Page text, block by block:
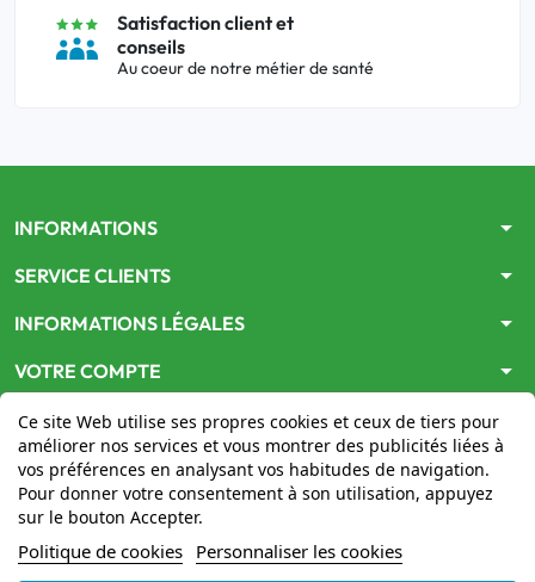
Satisfaction client et
conseils
Au coeur de notre métier de santé
INFORMATIONS arrow_drop_down
SERVICE CLIENTS arrow_drop_down
INFORMATIONS LÉGALES arrow_drop_down
VOTRE COMPTE arrow_drop_down
Ce site Web utilise ses propres cookies et ceux de tiers pour
améliorer nos services et vous montrer des publicités liées à
vos préférences en analysant vos habitudes de navigation.
Pour donner votre consentement à son utilisation, appuyez
sur le bouton Accepter.
Politique de cookies Personnaliser les cookies
www.mon-pharmacien-conseil.com
par le Ministère de la Santépour la vente en ligne de